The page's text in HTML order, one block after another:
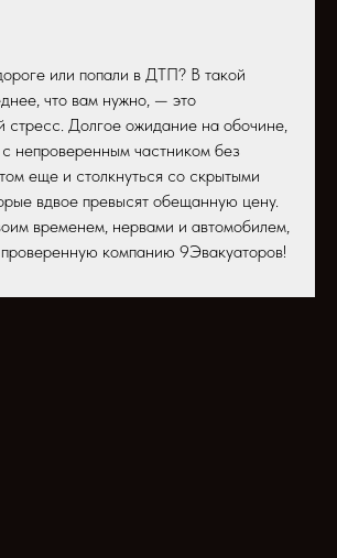
или попали в ДТП? В такой
что вам нужно, — это
стресс. Долгое ожидание на обочине,
с непроверенным частником без
еще и столкнуться со скрытыми
вдвое превысят обещанную цену.
временем, нервами и автомобилем,
компанию 9Эвакуаторов!